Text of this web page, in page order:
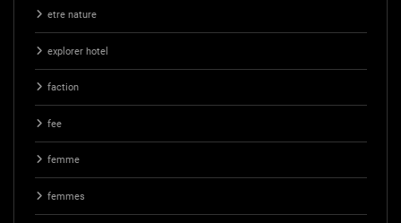
etre nature
explorer hotel
faction
fee
femme
femmes